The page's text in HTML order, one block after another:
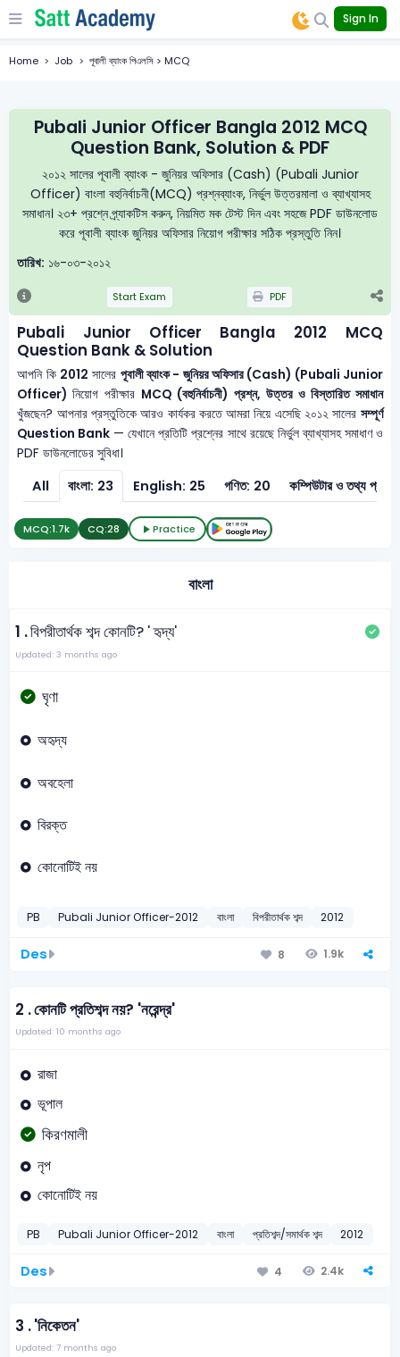
Sign In
Home Job পূবালী ব্যাংক পিএলসি > MCQ
Pubali Junior Officer Bangla 2012 MCQ
Question Bank, Solution & PDF
২০১২ সালের পূবালী ব্যাংক - জুনিয়র অফিসার (Cash) (Pubali Junior
Officer) বাংলা বহুনির্বাচনী(MCQ) প্রশ্নব্যাংক, নির্ভুল উত্তরমালা ও ব্যাখ্যাসহ
সমাধান। ২৩+ প্রশ্নে প্র্যাকটিস করুন, নিয়মিত মক টেস্ট দিন এবং সহজে PDF ডাউনলোড
করে পূবালী ব্যাংক জুনিয়র অফিসার নিয়োগ পরীক্ষার সঠিক প্রস্তুতি নিন।
তারিখ: ১৬-০৩-২০১২
Start Exam PDF
Pubali Junior Officer Bangla 2012 MCQ
Question Bank & Solution
আপনি কি 2012 সালের পূবালী ব্যাংক - জুনিয়র অফিসার (Cash) (Pubali Junior
Officer)নিয়োগ পরীক্ষার MCQ (বহুনির্বাচনী) প্রশ্ন, উত্তর ও বিস্তারিত সমাধান
খুঁজছেন? আপনার প্রস্তুতিকে আরও কার্যকর করতে আমরা নিয়ে এসেছি ২০১২ সালের সম্পূর্ণ
Question Bank — যেখানে প্রতিটি প্রশ্নের সাথে রয়েছে নির্ভুল ব্যাখ্যাসহ সমাধাণ ও
PDF ডাউনলোডের সুবিধা।
All বাংলা: 23 English: 25 গণিত: 20 কম্পিউটার
MCQ:1.7k CQ:28 Practice
বাংলা
1 .বিপরীতার্থক শব্দ কোনটি? ' হৃদ্য'
Updated: 3 months ago
ঘৃণা
অহৃদ্য
অবহেলা
বিরক্ত
কোনোটিই নয়
PB Pubali Junior Officer-2012 বাংলা বিপরীতার্থক শব্দ 2012
Des 8 1.9k
2 .কোনটি প্রতিশব্দ নয়? 'নরেন্দ্র'
Updated: 10 months ago
রাজা
ভূপাল
কিরণমালী
নৃপ
কোনোটিই নয়
PB Pubali Junior Officer-2012 বাংলা প্রতিশব্দ/সমার্থক শব্দ 2012
Des 4 2.4k
3 .'নিকেতন'
Updated: 7 months ago